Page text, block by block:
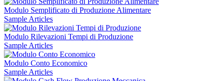
Modulo Semplificato di Produzione Alimentare
Sample Articles
Modulo Rilevazioni Tempi di Produzione
Sample Articles
Modulo Conto Economico
Sample Articles